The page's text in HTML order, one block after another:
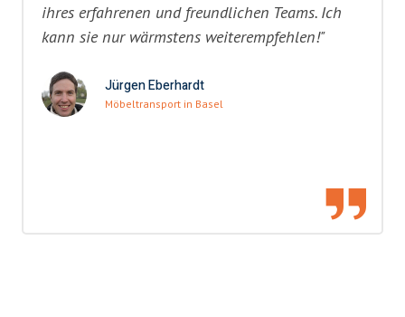
ihres erfahrenen und freundlichen Teams. Ich
kann sie nur wärmstens weiterempfehlen!"
Jürgen Eberhardt
Möbeltransport in Basel